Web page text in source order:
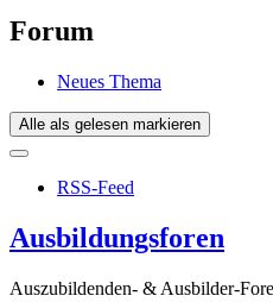
Forum
Neues Thema
Alle als gelesen markieren
RSS-Feed
Ausbildungsforen
Auszubildenden- & Ausbilder-